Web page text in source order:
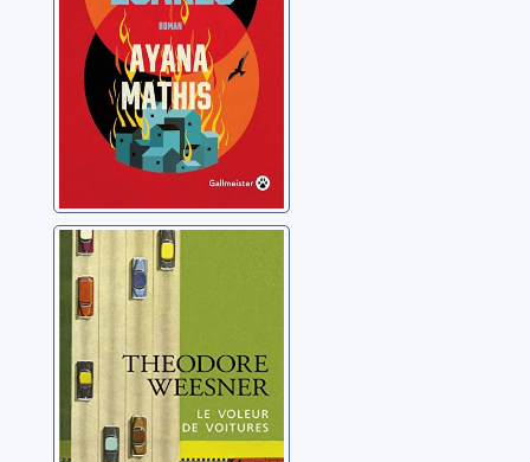
Le voleur de
voitures
Weesner, Theodore